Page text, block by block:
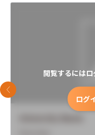
閲覧するにはロ
ログ
前のスライド